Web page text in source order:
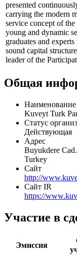
presented
carrying the modern
service concept of
young and dynamic
graduates and
sound capital
leader of the
Общая
Наименование
Kuveyt Turk
Статус
Действующая
Адрес
Buyukdere
Turkey
Сайт
http://
Сайт IR
https://
Участие в
Эмиссия